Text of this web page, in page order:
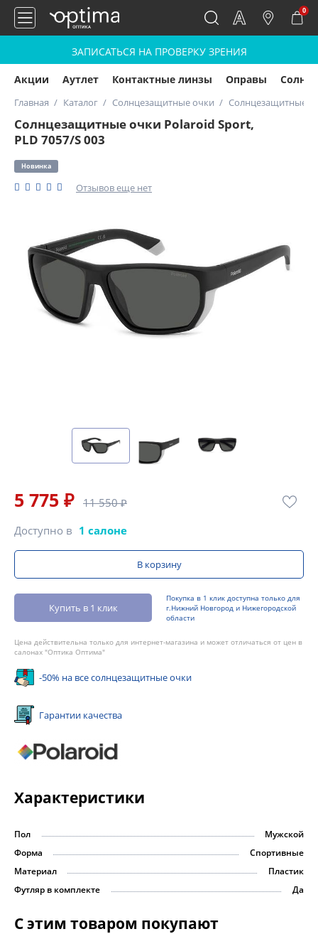
0
ЗАПИСАТЬСЯ НА ПРОВЕРКУ ЗРЕНИЯ
Акции Аутлет Контактные линзы Оправы
Главная Каталог Солнцезащитные очки Солнцезащитные
Солнцезащитные очки Polaroid Sport,
PLD 7057/S 003
Новинка
Отзывов еще нет
5 775 ₽ 11 550 ₽
Доступно в 1 салоне
В корзину
Купить в 1 клик
Покупка в 1 клик доступна только для
г.Нижний Новгород и Нижегородской
области
Цена действительна только для интернет-магазина и может отличаться от цен в
салонах "Оптика Оптима"
-50% на все солнцезащитные очки
Гарантии качества
Характеристики
Пол
Мужской
Форма
Спортивные
Материал
Пластик
Футляр в комплекте
Да
С этим товаром покупают